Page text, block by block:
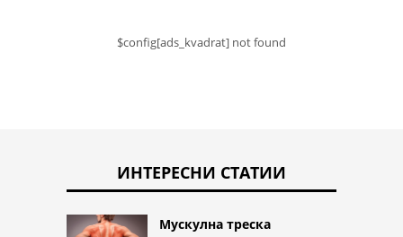
$config[ads_kvadrat] not found
ИНТЕРЕСНИ СТАТИИ
Мускулна треска